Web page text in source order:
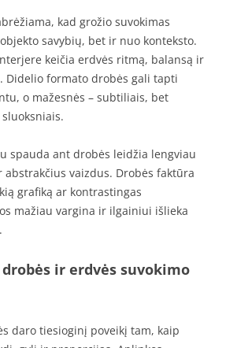
kad grožio suvokimas
savybių, bet ir nuo konteksto.
keičia erdvės ritmą, balansą ir
Didelio formato drobės gali tapti
o mažesnės – subtiliais, bet
spauda ant drobės leidžia lengviau
vaizdus. Drobės faktūra
grafiką ar kontrastingas
mažiau vargina ir ilgainiui išlieka
ir erdvės suvokimo
daro tiesioginį poveikį tam, kaip